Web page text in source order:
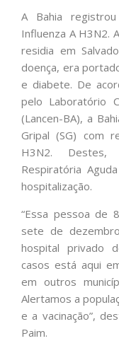
A Bahia
Influenza A H3N2.
residia em
doença, era
e diabete. De
pelo Laboratório
(Lancen-BA), a
Gripal (SG) com
H3N2. Destes,
Respiratória
hospitalização.
“Essa pessoa de
sete de
hospital privado
casos está aqui
em outros
Alertamos a
e a vacinação”,
Paim.